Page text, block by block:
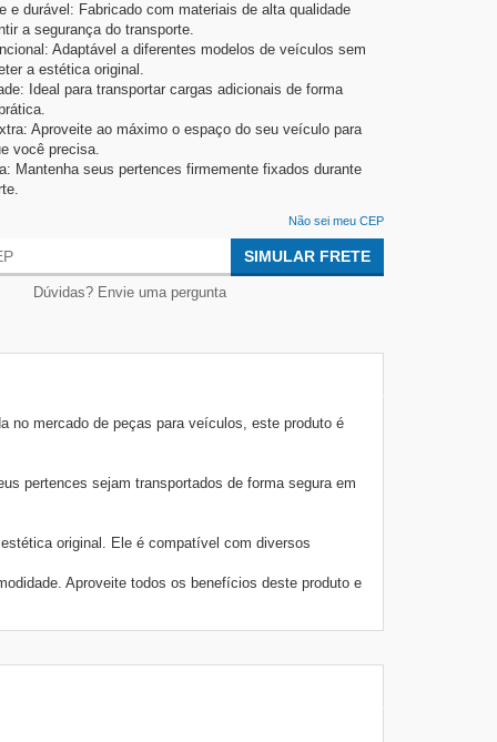
e durável: Fabricado com materiais de alta qualidade
a segurança do transporte.
Adaptável a diferentes modelos de veículos sem
a estética original.
Ideal para transportar cargas adicionais de forma
Aproveite ao máximo o espaço do seu veículo para
você precisa.
Mantenha seus pertences firmemente fixados durante
Não sei meu CEP
SIMULAR FRETE
Dúvidas? Envie uma pergunta
no mercado de peças para veículos, este produto é
pertences sejam transportados de forma segura em
original. Ele é compatível com diversos
Aproveite todos os benefícios deste produto e